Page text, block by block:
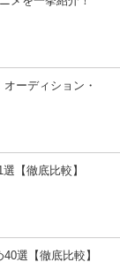
ーディション・
【徹底比較】
選【徹底比較】